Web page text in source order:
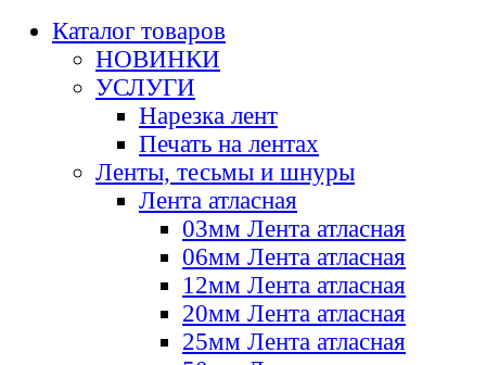
Каталог товаров
НОВИНКИ
УСЛУГИ
Нарезка лент
Печать на лентах
Ленты, тесьмы и шнуры
Лента атласная
03мм Лента атласная
06мм Лента атласная
12мм Лента атласная
20мм Лента атласная
25мм Лента атласная